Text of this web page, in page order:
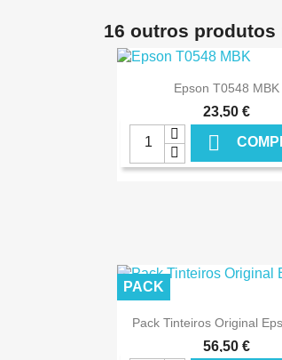
16 outros produtos
 Ver+
Epson T0548 MBK
23,50 €

 Ver+
Pack Tinteiros Original
56,50 €
PACK